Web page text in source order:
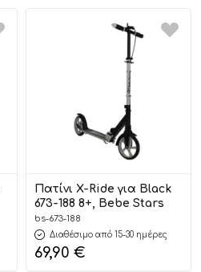
Πατίνι X-Ride για Black
673-188 8+, Bebe Stars
bs-673-188
Διαθέσιμο από 15-30 ημέρες
69,90 €